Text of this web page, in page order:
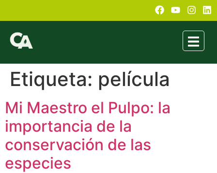
Etiqueta: película
Mi Maestro el Pulpo: la
importancia de la
conservación de las
especies